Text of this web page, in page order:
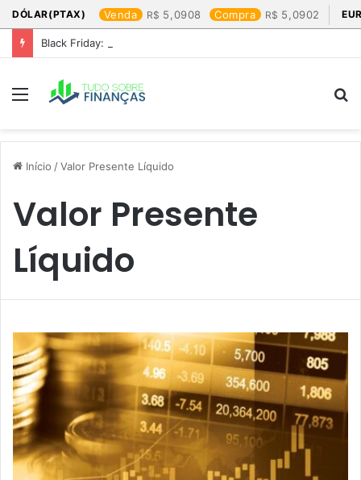
DÓLAR(PTAX) Venda 5,0908 Compra 5,0902
Black Friday: os produtos que mais valem a pena
Menu
Início /Valor Presente Líquido
Valor Presente
Líquido